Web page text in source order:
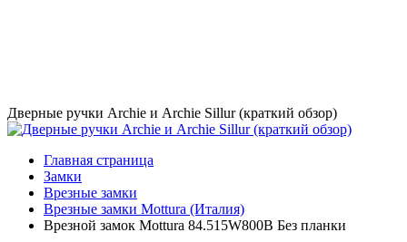
Дверные ручки Archie и Archie Sillur (краткий обзор)
Главная страница
Замки
Врезные замки
Врезные замки Mottura (Италия)
Врезной замок Mottura 84.515W800B Без планки